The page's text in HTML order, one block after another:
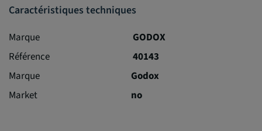
Caractéristiques techniques
Marque
GODOX
Référence
40143
Marque
Godox
Market
no